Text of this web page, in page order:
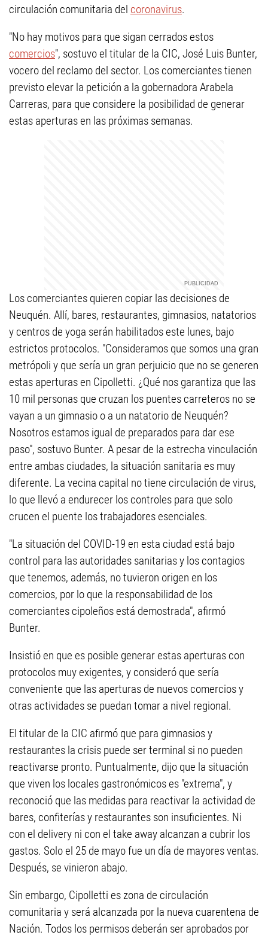
circulación comunitaria del coronavirus.
"No hay motivos para que sigan cerrados estos
comercios", sostuvo el titular de la CIC, José Luis Bunter,
vocero del reclamo del sector. Los comerciantes tienen
previsto elevar la petición a la gobernadora Arabela
Carreras, para que considere la posibilidad de generar
estas aperturas en las próximas semanas.
Los comerciantes quieren copiar las decisiones de
Neuquén. Allí, bares, restaurantes, gimnasios, natatorios
y centros de yoga serán habilitados este lunes, bajo
estrictos protocolos. "Consideramos que somos una gran
metrópoli y que sería un gran perjuicio que no se generen
estas aperturas en Cipolletti. ¿Qué nos garantiza que las
10 mil personas que cruzan los puentes carreteros no se
vayan a un gimnasio o a un natatorio de Neuquén?
Nosotros estamos igual de preparados para dar ese
paso", sostuvo Bunter. A pesar de la estrecha vinculación
entre ambas ciudades, la situación sanitaria es muy
diferente. La vecina capital no tiene circulación de virus,
lo que llevó a endurecer los controles para que solo
crucen el puente los trabajadores esenciales.
"La situación del COVID-19 en esta ciudad está bajo
control para las autoridades sanitarias y los contagios
que tenemos, además, no tuvieron origen en los
comercios, por lo que la responsabilidad de los
comerciantes cipoleños está demostrada", afirmó
Bunter.
Insistió en que es posible generar estas aperturas con
protocolos muy exigentes, y consideró que sería
conveniente que las aperturas de nuevos comercios y
otras actividades se puedan tomar a nivel regional.
El titular de la CIC afirmó que para gimnasios y
restaurantes la crisis puede ser terminal si no pueden
reactivarse pronto. Puntualmente, dijo que la situación
que viven los locales gastronómicos es "extrema", y
reconoció que las medidas para reactivar la actividad de
bares, confiterías y restaurantes son insuficientes. Ni
con el delivery ni con el take away alcanzan a cubrir los
gastos. Solo el 25 de mayo fue un día de mayores ventas.
Después, se vinieron abajo.
Sin embargo, Cipolletti es zona de circulación
comunitaria y será alcanzada por la nueva cuarentena de
Nación. Todos los permisos deberán ser aprobados por